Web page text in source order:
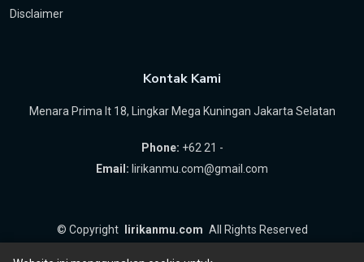
Disclaimer
Kontak Kami
Menara Prima lt 18, Lingkar Mega Kuningan Jakarta Selatan
Phone: +62 21 -
Email: lirikanmu.com@gmail.com
© Copyright lirikanmu.com All Rights Reserved